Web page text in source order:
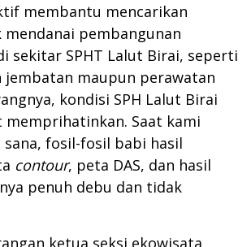
membantu mencarikan
pembangunan
sekitar SPHT Lalut Birai, seperti
jembatan maupun perawatan
kondisi SPH Lalut Birai
memprihatinkan. Saat kami
fosil-fosil babi hasil
contour, peta DAS, dan hasil
penuh debu dan tidak
ketua seksi ekowisata